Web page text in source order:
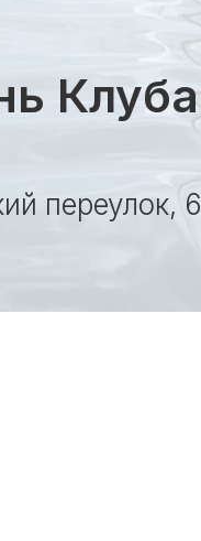
Клуба
переулок, 6